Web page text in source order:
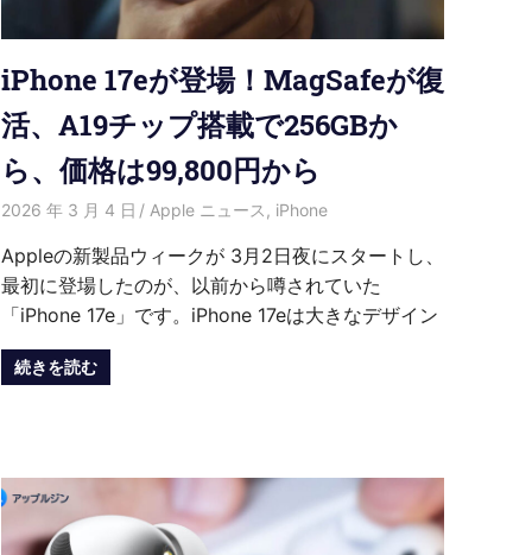
iPhone 17eが登場！MagSafeが復
活、A19チップ搭載で256GBか
ら、価格は99,800円から
2026 年 3 月 4 日 HongWei
Apple ニュース , iPhone
Appleの新製品ウィークが 3月2日夜にスタートし、
最初に登場したのが、以前から噂されていた
「iPhone 17e」です。iPhone 17eは大きなデザイン
続きを読む